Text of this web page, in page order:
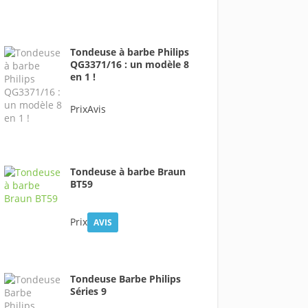
Tondeuse à barbe Philips
QG3371/16 : un modèle 8
en 1 !
PrixAvis
Tondeuse à barbe Braun
BT59
Prix AVIS
Tondeuse Barbe Philips
Séries 9